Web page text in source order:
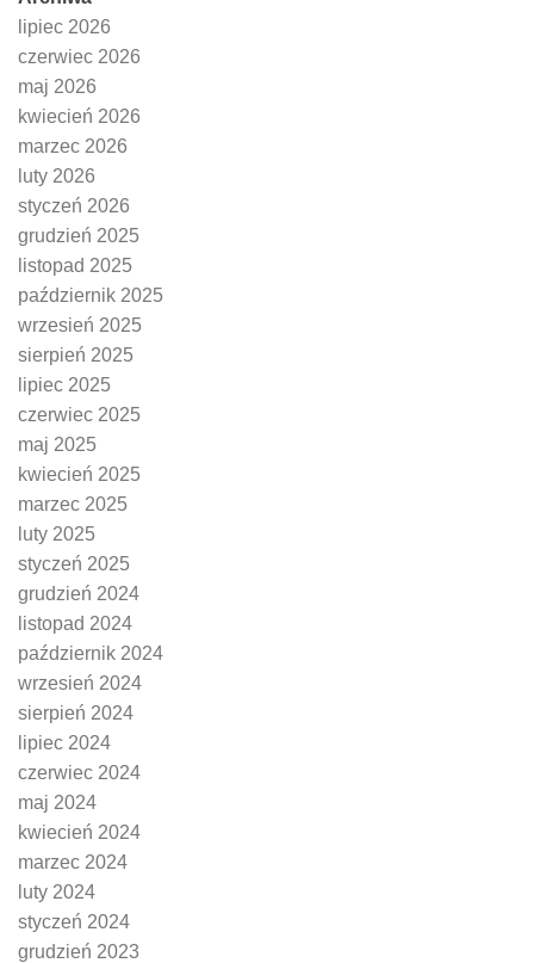
lipiec 2026
czerwiec 2026
maj 2026
kwiecień 2026
marzec 2026
luty 2026
styczeń 2026
grudzień 2025
listopad 2025
październik 2025
wrzesień 2025
sierpień 2025
lipiec 2025
czerwiec 2025
maj 2025
kwiecień 2025
marzec 2025
luty 2025
styczeń 2025
grudzień 2024
listopad 2024
październik 2024
wrzesień 2024
sierpień 2024
lipiec 2024
czerwiec 2024
maj 2024
kwiecień 2024
marzec 2024
luty 2024
styczeń 2024
grudzień 2023